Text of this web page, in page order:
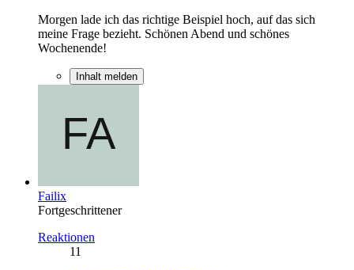
Morgen lade ich das richtige Beispiel hoch, auf das sich
meine Frage bezieht. Schönen Abend und schönes
Wochenende!
Inhalt melden
Failix
Fortgeschrittener
Reaktionen
11